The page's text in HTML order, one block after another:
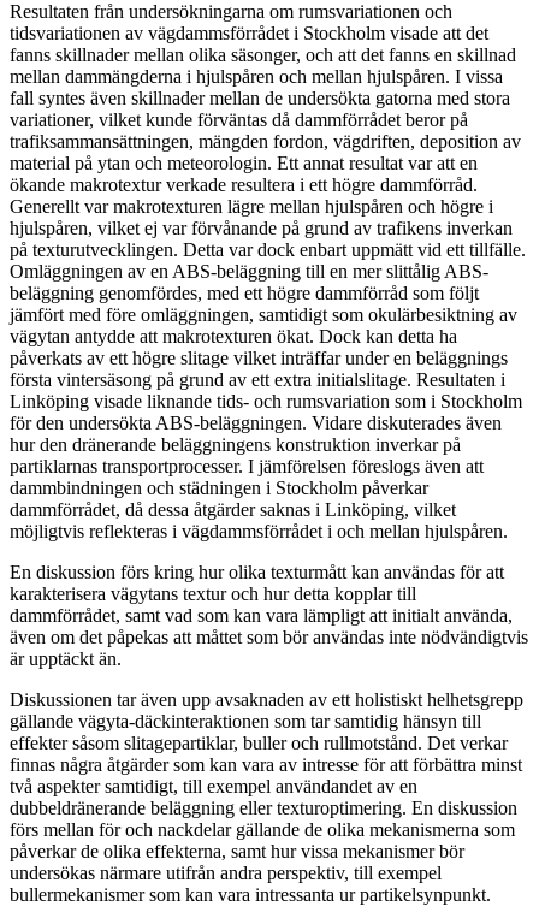
Resultaten från undersökningarna om rumsvariationen och
tidsvariationen av vägdammsförrådet i Stockholm visade att det
fanns skillnader mellan olika säsonger, och att det fanns en skillnad
mellan dammängderna i hjulspåren och mellan hjulspåren. I vissa
fall syntes även skillnader mellan de undersökta gatorna med stora
variationer, vilket kunde förväntas då dammförrådet beror på
trafiksammansättningen, mängden fordon, vägdriften, deposition av
material på ytan och meteorologin. Ett annat resultat var att en
ökande makrotextur verkade resultera i ett högre dammförråd.
Generellt var makrotexturen lägre mellan hjulspåren och högre i
hjulspåren, vilket ej var förvånande på grund av trafikens inverkan
på texturutvecklingen. Detta var dock enbart uppmätt vid ett tillfälle.
Omläggningen av en ABS-beläggning till en mer slittålig ABS-
beläggning genomfördes, med ett högre dammförråd som följt
jämfört med före omläggningen, samtidigt som okulärbesiktning av
vägytan antydde att makrotexturen ökat. Dock kan detta ha
påverkats av ett högre slitage vilket inträffar under en beläggnings
första vintersäsong på grund av ett extra initialslitage. Resultaten i
Linköping visade liknande tids- och rumsvariation som i Stockholm
för den undersökta ABS-beläggningen. Vidare diskuterades även
hur den dränerande beläggningens konstruktion inverkar på
partiklarnas transportprocesser. I jämförelsen föreslogs även att
dammbindningen och städningen i Stockholm påverkar
dammförrådet, då dessa åtgärder saknas i Linköping, vilket
möjligtvis reflekteras i vägdammsförrådet i och mellan hjulspåren.
En diskussion förs kring hur olika texturmått kan användas för att
karakterisera vägytans textur och hur detta kopplar till
dammförrådet, samt vad som kan vara lämpligt att initialt använda,
även om det påpekas att måttet som bör användas inte nödvändigtvis
är upptäckt än.
Diskussionen tar även upp avsaknaden av ett holistiskt helhetsgrepp
gällande vägyta-däckinteraktionen som tar samtidig hänsyn till
effekter såsom slitagepartiklar, buller och rullmotstånd. Det verkar
finnas några åtgärder som kan vara av intresse för att förbättra minst
två aspekter samtidigt, till exempel användandet av en
dubbeldränerande beläggning eller texturoptimering. En diskussion
förs mellan för och nackdelar gällande de olika mekanismerna som
påverkar de olika effekterna, samt hur vissa mekanismer bör
undersökas närmare utifrån andra perspektiv, till exempel
bullermekanismer som kan vara intressanta ur partikelsynpunkt.